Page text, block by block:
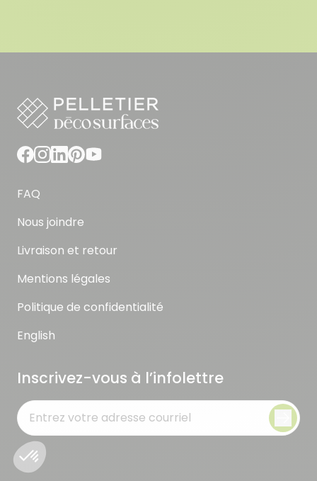
FAQ
Nous joindre
Livraison et retour
Mentions légales
Politique de confidentialité
English
Inscrivez-vous à l’infolettre